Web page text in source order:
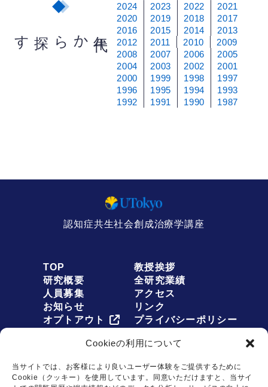
Cookieの利用について
当サイトでは、お客様により良いユーザー体験をご提供するために
Cookie（クッキー）を使用しています。同意いただけますと、当サイ
から探す
2024 2023 2022
2021
2020
2019 2018
2017
2016
2015 2014
2013
2012
2011 2010
2009
2008
2007 2006
2005
2004
2003 2002
2001
2000
1999 1998
1997
1996
1995 1994
1993
1992
1991 1990 1987
認知症共生社会創成治療学講座
TOP
教授挨拶
研究概要
全研究業績
人員募集
アクセス
お知らせ
リンク
オプトアウト
プライバシーポリシー
お問い合わせは